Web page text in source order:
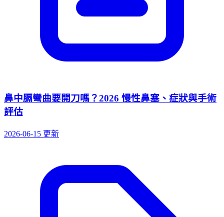
鼻中膈彎曲要開刀嗎？2026 慢性鼻塞、症狀與手術
評估
2026-06-15 更新